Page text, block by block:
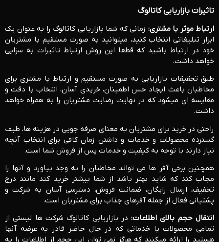
تاثیرات بازاریابی کاتالوگ
ارتباط موثر با مشتری: زمانی که شما بازاریابی کاتالوگ را به عنوان یک
ابزار تبلیغاتی انتخاب کنید، میتوانید به صورت مستقیم با مشتریان
خود در ارتباط باشید که قطعا این روش ارتباط تاثیرات به سزایی
خواهد داشت.
طبق تحقیقات بازاریابی به صورت مستقیم و ارتباط با مشتری برای
مخاطبان باعث ایجاد حس اطمینان، خریدی آسان، انتخاب با دقت و
مقایسه ای می­شود که در نهایت رضایت مشتریان را به همراه خواهد
داشت.
راحتی در خرید برای مشتریان به معنای صرفه جویی در هزینه ها، طیف
گسترده محصولات و خدمات و داشتن زمان کافی برای انتخاب آنچه
نیاز دارند با توجه به کیفیت و خدمات پس از فروش شما است.
همچنین برخی آفر ها می تواند مخاطبان را به وجد بیاورد و آنها را
مجاب کند که شاید بهتر باشد از شما بیشتر خرید کند مانند درج
تخفیف، ارسال رایگان، ضمانت فروش، دسترسی آسان به شرکت و
پشتیانی فعال از جمله آفرهای جذاب برای مشتریان است.
انتقال حجم بالای اطلاعات:در بازاریابی کاتالوگ شرکت ها لیستی از
تمامی محصولات یا خدماتی که در حال حاضر قادر به عرضه آنها
هستید را ارائه میکنند که هرگز نمی توان این حجم از اطلاعات را به